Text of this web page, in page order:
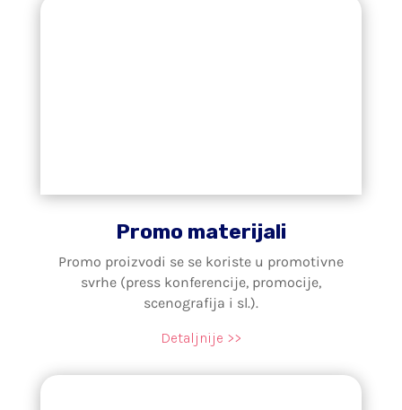
Promo materijali
Promo proizvodi se se koriste u promotivne
svrhe (press konferencije, promocije,
scenografija i sl.).
Detaljnije >>